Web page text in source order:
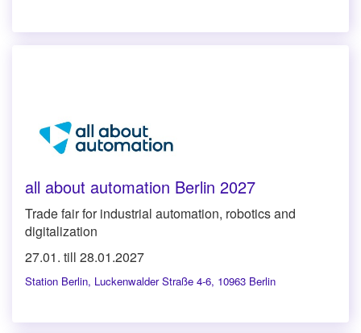
all about automation Berlin 2027
Trade fair for industrial automation, robotics and
digitalization
27.01. till 28.01.2027
Station Berlin, Luckenwalder Straße 4-6, 10963 Berlin